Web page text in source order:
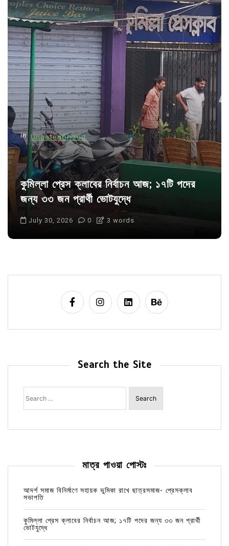
v
i
g
a
t
i
o
n
In Uncategorized
কুমিল্লা প্রেস ক্লাবের নির্বাচন আজ; ১৭টি পদের
জন্য ৩৩ জন প্রার্থী ভোটযুদ্ধে
July 30, 2026 0 3 words
Search the Site
Search
for:
মাত্র পাওয়া পোস্টঃ
আদর্শ সমাজ বিনির্মাণে সহায়ক ভুমিকা রাখে ছাত্রসমাজ- প্রেসক্লাব
সভাপতি
কুমিল্লা প্রেস ক্লাবের নির্বাচন আজ; ১৭টি পদের জন্য ৩৩ জন প্রার্থী
ভোটযুদ্ধে